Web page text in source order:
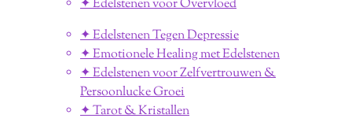
✦ Edelstenen voor Overvloed
✦ Edelstenen Tegen Depressie
✦ Emotionele Healing met Edelstenen
✦ Edelstenen voor Zelfvertrouwen &
Persoonlucke Groei
✦ Tarot & Kristallen